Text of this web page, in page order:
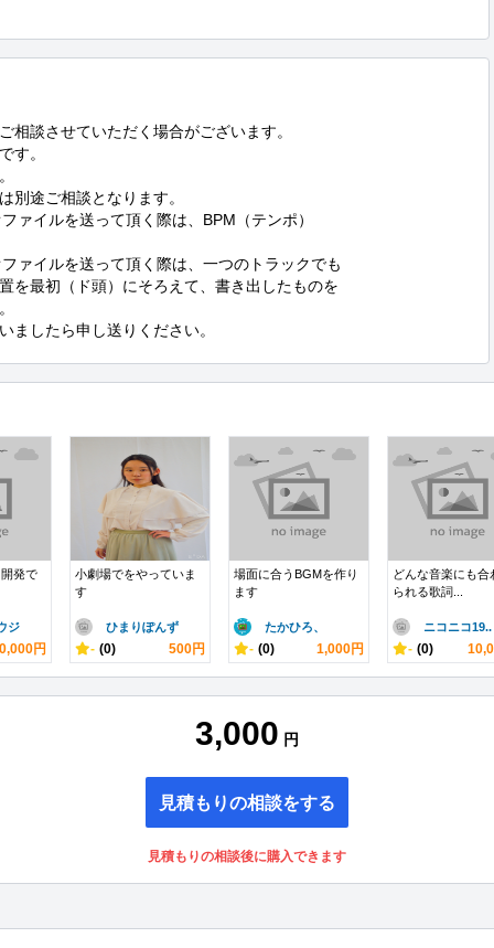
相談させていただく場合がございます。
す。
別途ご相談となります。
ァイルを送って頂く際は、BPM（テンポ）
ァイルを送って頂く際は、一つのトラックでも
最初（ド頭）にそろえて、書き出したものを
ましたら申し送りください。
発で
ジ
円
小劇場でをやっていま
す
ひまりぽんず
- (0) 500円
場面に合うBGMを作り
ます
たかひろ、
- (0) 1,000円
どんな音楽にも合
られる歌詞...
ニコニコ19..
- (0)
3,000 円
見積もりの相談をする
見積もりの相談後に購入できます